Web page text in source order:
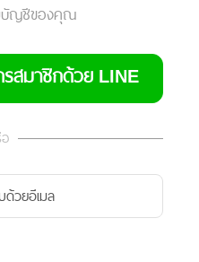
บัญชีของคุณ
รสมาชิกด้วย LINE
ด้วยอีเมล